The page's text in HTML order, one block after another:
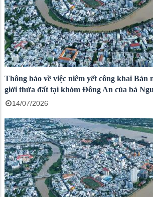
Thông báo về việc niêm yết công khai Bản
giới thửa đất tại khóm Đông An của bà
14/07/2026